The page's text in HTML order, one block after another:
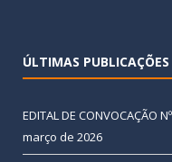
ÚLTIMAS PUBLICAÇÕES
EDITAL DE CONVOCAÇÃO
março de 2026